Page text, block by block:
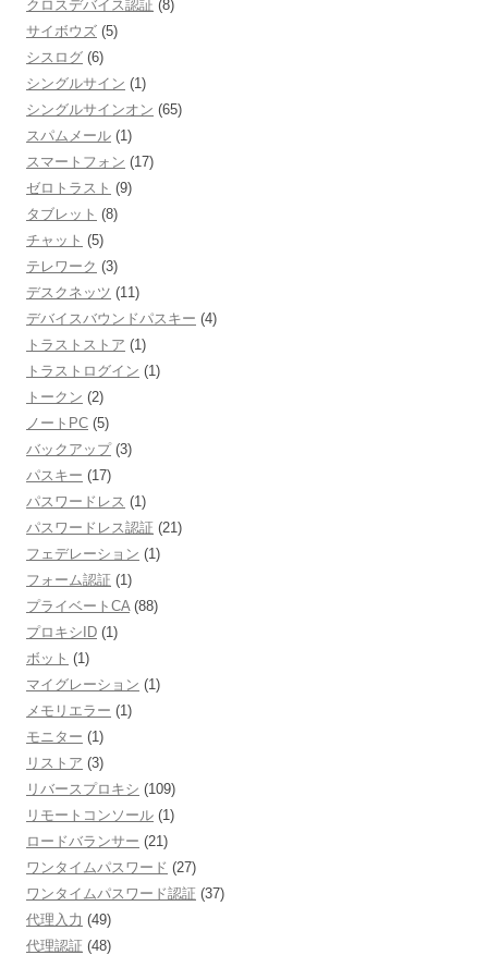
クロスデバイス認証 (8)
サイボウズ (5)
シスログ (6)
シングルサイン (1)
シングルサインオン (65)
スパムメール (1)
スマートフォン (17)
ゼロトラスト (9)
タブレット (8)
チャット (5)
テレワーク (3)
デスクネッツ (11)
デバイスバウンドパスキー (4)
トラストストア (1)
トラストログイン (1)
トークン (2)
ノートPC (5)
バックアップ(3)
パスキー (17)
パスワードレス (1)
パスワードレス認証 (21)
フェデレーション (1)
フォーム認証 (1)
プライベートCA (88)
プロキシID (1)
ボット (1)
マイグレーション (1)
メモリエラー (1)
モニター (1)
リストア (3)
リバースプロキシ (109)
リモートコンソール (1)
ロードバランサー (21)
ワンタイムパスワード (27)
ワンタイムパスワード認証 (37)
代理入力 (49)
代理認証 (48)